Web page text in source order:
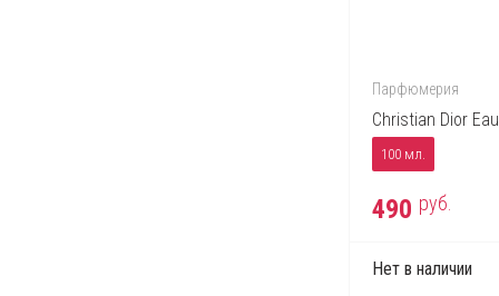
Парфюмерия
Christian Dior
100 мл.
490 руб.
Нет в наличии